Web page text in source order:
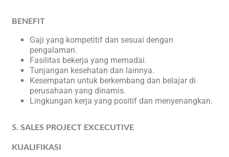
BENEFIT
Gaji yang kompetitif dan sesuai dengan
pengalaman.
Fasilitas bekerja yang memadai.
Tunjangan kesehatan dan lainnya.
Kesempatan untuk berkembang dan belajar di
perusahaan yang dinamis.
Lingkungan kerja yang positif dan menyenangkan.
5. SALES PROJECT EXCECUTIVE
KUALIFIKASI